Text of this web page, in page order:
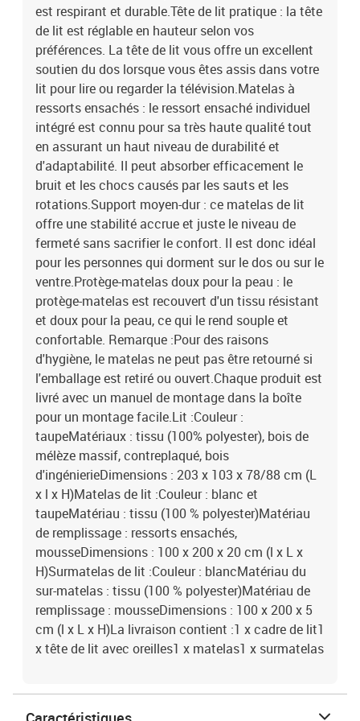
est respirant et durable.Tête de lit pratique : la tête
de lit est réglable en hauteur selon vos
préférences. La tête de lit vous offre un excellent
soutien du dos lorsque vous êtes assis dans votre
lit pour lire ou regarder la télévision.Matelas à
ressorts ensachés : le ressort ensaché individuel
intégré est connu pour sa très haute qualité tout
en assurant un haut niveau de durabilité et
d'adaptabilité. Il peut absorber efficacement le
bruit et les chocs causés par les sauts et les
rotations.Support moyen-dur : ce matelas de lit
offre une stabilité accrue et juste le niveau de
fermeté sans sacrifier le confort. Il est donc idéal
pour les personnes qui dorment sur le dos ou sur le
ventre.Protège-matelas doux pour la peau : le
protège-matelas est recouvert d'un tissu résistant
et doux pour la peau, ce qui le rend souple et
confortable. Remarque :Pour des raisons
d'hygiène, le matelas ne peut pas être retourné si
l'emballage est retiré ou ouvert.Chaque produit est
livré avec un manuel de montage dans la boîte
pour un montage facile.Lit :Couleur :
taupeMatériaux : tissu (100% polyester), bois de
mélèze massif, contreplaqué, bois
d'ingénierieDimensions : 203 x 103 x 78/88 cm (L
x l x H)Matelas de lit :Couleur : blanc et
taupeMatériau : tissu (100 % polyester)Matériau
de remplissage : ressorts ensachés,
mousseDimensions : 100 x 200 x 20 cm (l x L x
H)Surmatelas de lit :Couleur : blancMatériau du
sur-matelas : tissu (100 % polyester)Matériau de
remplissage : mousseDimensions : 100 x 200 x 5
cm (l x L x H)La livraison contient :1 x cadre de lit1
x tête de lit avec oreilles1 x matelas1 x surmatelas